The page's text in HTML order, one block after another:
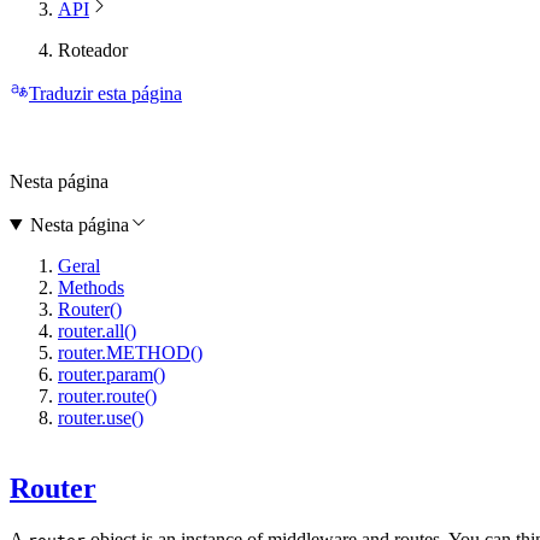
API
Roteador
Traduzir esta página
Router
Nesta página
Nesta página
Geral
Methods
Router()
router.all()
router.METHOD()
router.param()
router.route()
router.use()